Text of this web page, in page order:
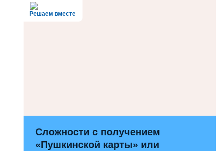
Решаем вместе
Сложности с получением
«Пушкинской карты» или